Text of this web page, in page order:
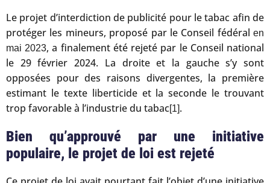
Le projet d’interdiction de publicité pour le tabac afin de
protéger les mineurs, proposé par le Conseil fédéral en
mai 2023, a finalement été rejeté par le Conseil national
le 29 février 2024. La droite et la gauche s’y sont
opposées pour des raisons divergentes, la première
estimant le texte liberticide et la seconde le trouvant
trop favorable à l’industrie du tabac[1].
Bien qu’approuvé par une initiative
populaire, le projet de loi est rejeté